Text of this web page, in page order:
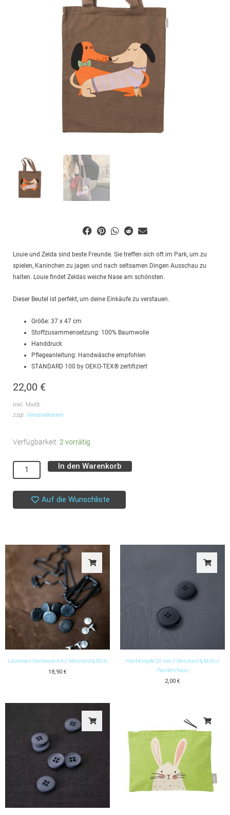
Louie und Zelda sind beste Freunde. Sie treffen sich oft im Park, um zu
spielen, Kaninchen zu jagen und nach seltsamen Dingen Ausschau zu
halten. Louie findet Zeldas weiche Nase am schönsten.
Dieser Beutel ist perfekt, um deine Einkäufe zu verstauen.
Größe: 37 x 47 cm
Stoffzusammensetzung: 100% Baumwolle
Handdruck
Pflegeanleitung: Handwäsche empfohlen
STANDARD 100 by OEKO-TEX® zertifiziert
22,00 €
inkl. MwSt.
zzgl. Versandkosten
Verfügbarkeit: 2 vorrätig
Tote
Hundkärlek
Menge
In den Warenkorb
Auf die Wunschliste
Latzhosen Hardware Kit // Merchant & Mills
18,90 €
Hanf Knöpfe 20 mm // Merchant & Mills //
Painters Navy
2,00 €